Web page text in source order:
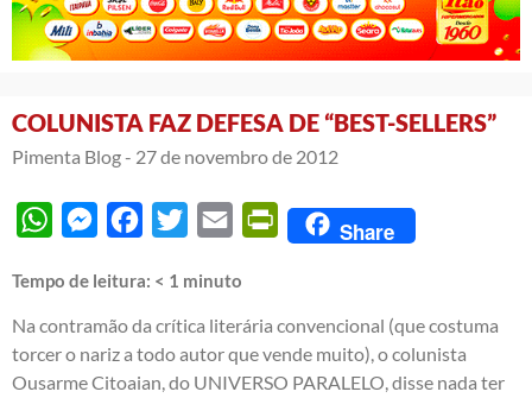
COLUNISTA FAZ DEFESA DE “BEST-SELLERS”
Pimenta Blog - 27 de novembro de 2012
WhatsAppMessengerFacebook
Twitter Email PrintFriendly
Share
Tempo de leitura: < 1 minuto
Na contramão da crítica literária convencional (que costuma
torcer o nariz a todo autor que vende muito), o colunista
Ousarme Citoaian, do UNIVERSO PARALELO, disse nada ter